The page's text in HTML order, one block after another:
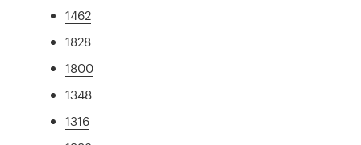
1462
1828
1800
1348
1316